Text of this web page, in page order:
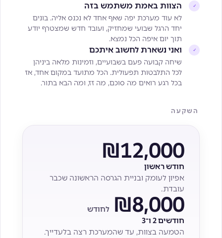
✓ הצוות באמת משתמש בזה
לא עוד מערכת יפה שאף אחד לא נכנס אליה. בונים
יחד הרגל שבועי שמחזיק, ועובד חדש שמצטרף יודע
תוך יום איפה הכל נמצא.
✓ ואני נשארת לחשוב איתכם
שיחה קבועה פעם בשבועיים, וזמינות מלאה ביניהן
לכל התלבטות תפעולית. הכל מתועד במקום אחד, אז
בכל רגע רואים מה סוכם, מה זז, ומה הבא בתור.
השקעה
₪12,000
חודש ראשון
אפיון לעומק ובניית הגרסה הראשונה שכבר
עובדת.
₪8,000
לחודש
חודשים 2 ו־3
הטמעה בצוות, עד שהמערכת רצה בלעדייך.